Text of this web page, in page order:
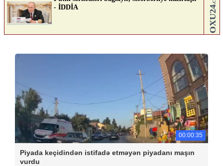
00:00:35
Piyada keçidindən istifadə etməyən piyadanı maşın
vurdu